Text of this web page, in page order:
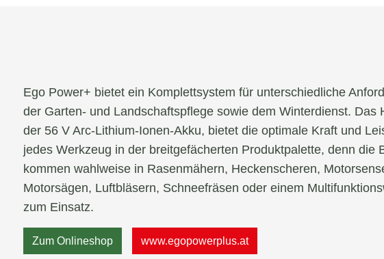
Ego Power+ bietet ein Komplettsystem für unterschiedliche
der Garten- und Landschaftspflege sowie dem Winterdienst. Das
der 56 V Arc-Lithium-Ionen-Akku, bietet die optimale Kraft und
jedes Werkzeug in der breitgefächerten Produktpalette, denn die
kommen wahlweise in Rasenmähern, Heckenscheren,
Motorsägen, Luftbläsern, Schneefräsen oder einem
zum Einsatz.
Zum Onlineshop www.egopowerplus.at